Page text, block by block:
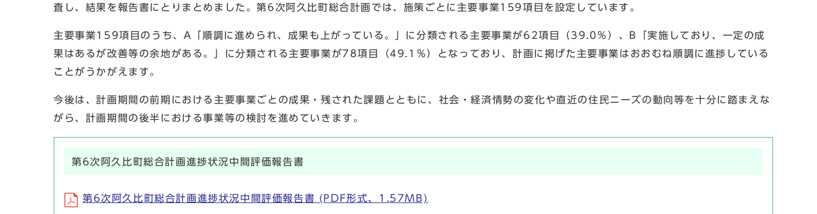
査し、結果を報告書にとりまとめました。第6次阿久比町総合計画では、施策ごとに主要事業159項目を設定しています。
主要事業159項目のうち、A「順調に進められ、成果も上がっている。」に分類される主要事業が62項目（39.0％）、B「実施しており、一定の成
果はあるが改善等の余地がある。」に分類される主要事業が78項目（49.1％）となっており、計画に掲げた主要事業はおおむね順調に進捗している
ことがうかがえます。
今後は、計画期間の前期における主要事業ごとの成果・残された課題とともに、社会・経済情勢の変化や直近の住民ニーズの動向等を十分に踏まえな
がら、計画期間の後半における事業等の検討を進めていきます。
第6次阿久比町総合計画進捗状況中間評価報告書
第6次阿久比町総合計画進捗状況中間評価報告書 (PDF形式、1.57MB)